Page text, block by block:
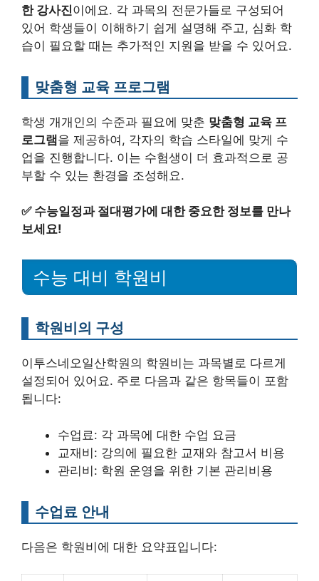
한 강사진이에요. 각 과목의 전문가들로 구성되어
있어 학생들이 이해하기 쉽게 설명해 주고, 심화 학
습이 필요할 때는 추가적인 지원을 받을 수 있어요.
맞춤형 교육 프로그램
학생 개개인의 수준과 필요에 맞춘 맞춤형 교육 프
로그램을 제공하여, 각자의 학습 스타일에 맞게 수
업을 진행합니다. 이는 수험생이 더 효과적으로 공
부할 수 있는 환경을 조성해요.
✅ 수능일정과 절대평가에 대한 중요한 정보를 만나
보세요!
수능 대비 학원비
학원비의 구성
이투스네오일산학원의 학원비는 과목별로 다르게
설정되어 있어요. 주로 다음과 같은 항목들이 포함
됩니다:
수업료: 각 과목에 대한 수업 요금
교재비: 강의에 필요한 교재와 참고서 비용
관리비: 학원 운영을 위한 기본 관리비용
수업료 안내
다음은 학원비에 대한 요약표입니다: